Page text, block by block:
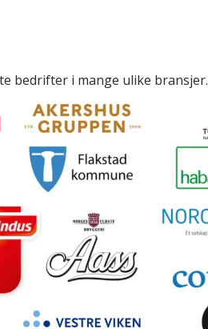
bedrifter i mange ulike bransjer.